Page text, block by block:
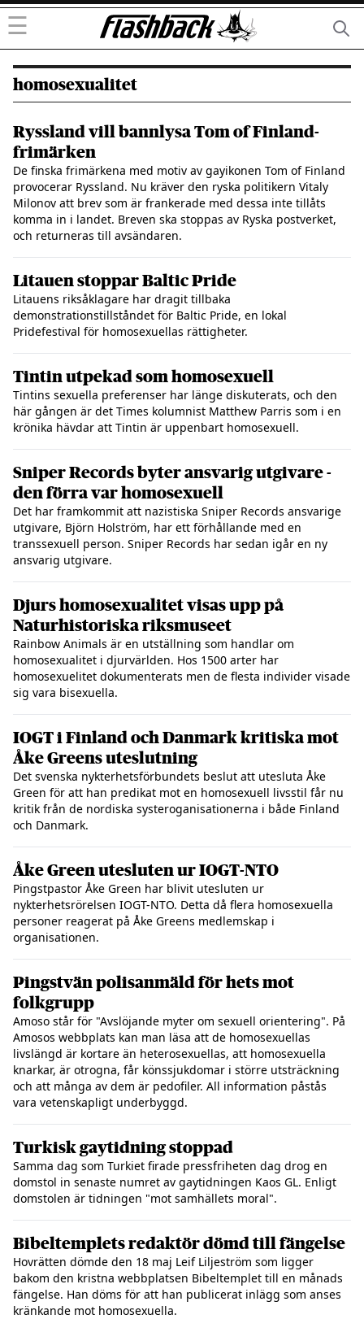
☰
homosexualitet
Ryssland vill bannlysa Tom of Finland-
frimärken
De finska frimärkena med motiv av gayikonen Tom of Finland
provocerar Ryssland. Nu kräver den ryska politikern Vitaly
Milonov att brev som är frankerade med dessa inte tillåts
komma in i landet. Breven ska stoppas av Ryska postverket,
och returneras till avsändaren.
Litauen stoppar Baltic Pride
Litauens riksåklagare har dragit tillbaka
demonstrationstillståndet för Baltic Pride, en lokal
Pridefestival för homosexuellas rättigheter.
Tintin utpekad som homosexuell
Tintins sexuella preferenser har länge diskuterats, och den
här gången är det Times kolumnist Matthew Parris som i en
krönika hävdar att Tintin är uppenbart homosexuell.
Sniper Records byter ansvarig utgivare -
den förra var homosexuell
Det har framkommit att nazistiska Sniper Records ansvarige
utgivare, Björn Holström, har ett förhållande med en
transsexuell person. Sniper Records har sedan igår en ny
ansvarig utgivare.
Djurs homosexualitet visas upp på
Naturhistoriska riksmuseet
Rainbow Animals är en utställning som handlar om
homosexualitet i djurvärlden. Hos 1500 arter har
homosexuelitet dokumenterats men de flesta individer visade
sig vara bisexuella.
IOGT i Finland och Danmark kritiska mot
Åke Greens uteslutning
Det svenska nykterhetsförbundets beslut att utesluta Åke
Green för att han predikat mot en homosexuell livsstil får nu
kritik från de nordiska systeroganisationerna i både Finland
och Danmark.
Åke Green utesluten ur IOGT-NTO
Pingstpastor Åke Green har blivit utesluten ur
nykterhetsrörelsen IOGT-NTO. Detta då flera homosexuella
personer reagerat på Åke Greens medlemskap i
organisationen.
Pingstvän polisanmäld för hets mot
folkgrupp
Amoso står för "Avslöjande myter om sexuell orientering". På
Amosos webbplats kan man läsa att de homosexuellas
livslängd är kortare än heterosexuellas, att homosexuella
knarkar, är otrogna, får könssjukdomar i större utsträckning
och att många av dem är pedofiler. All information påstås
vara vetenskapligt underbyggd.
Turkisk gaytidning stoppad
Samma dag som Turkiet firade pressfriheten dag drog en
domstol in senaste numret av gaytidningen Kaos GL. Enligt
domstolen är tidningen "mot samhällets moral".
Bibeltemplets redaktör dömd till fängelse
Hovrätten dömde den 18 maj Leif Liljeström som ligger
bakom den kristna webbplatsen Bibeltemplet till en månads
fängelse. Han döms för att han publicerat inlägg som anses
kränkande mot homosexuella.